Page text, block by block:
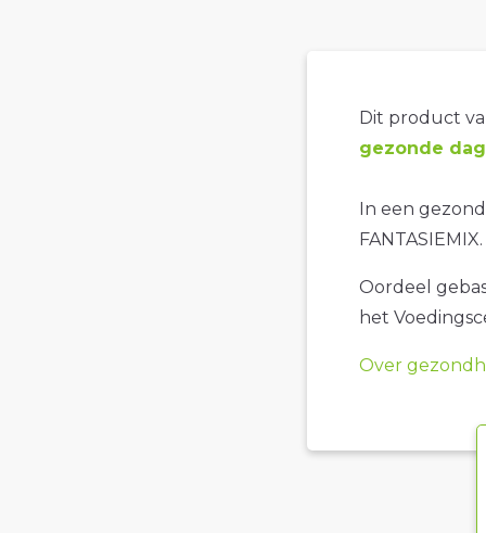
Dit product
gezonde
In een
FANTASIEMIX.
Oordeel
het
Over